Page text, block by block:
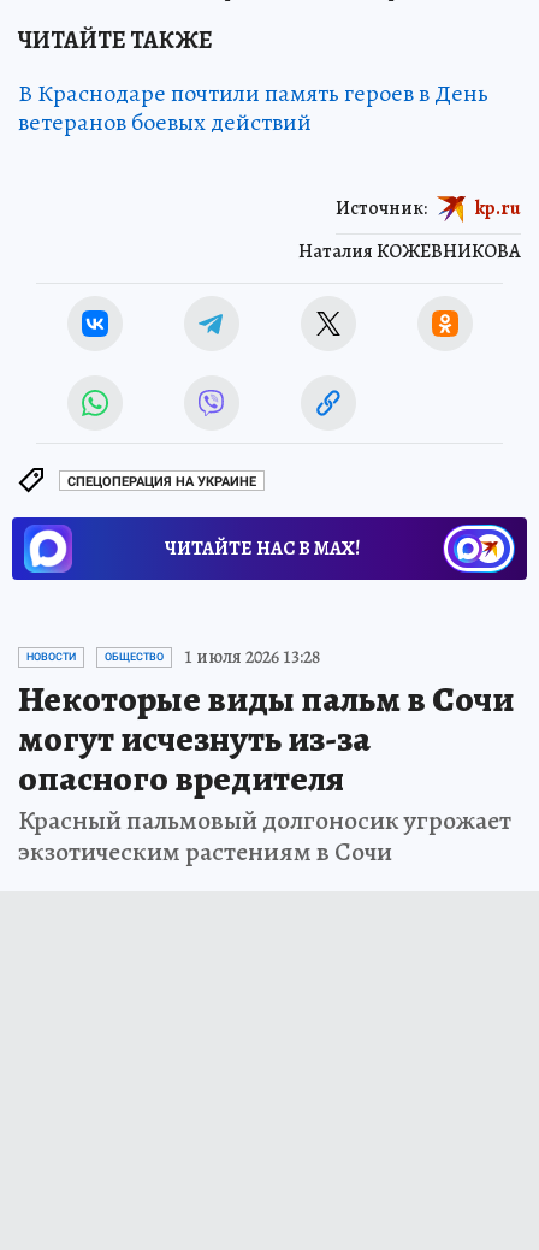
ЧИТАЙТЕ ТАКЖЕ
В Краснодаре почтили память героев в День
ветеранов боевых действий
Наталия КОЖЕВНИКОВА
Источник: kp.ru
СПЕЦОПЕРАЦИЯ НА УКРАИНЕ
ЧИТАЙТЕ НАС В МАХ!
НОВОСТИ ОБЩЕСТВО 1 июля 2026 13:28
Некоторые виды пальм в Сочи
могут исчезнуть из-за
опасного вредителя
Красный пальмовый долгоносик угрожает
экзотическим растениям в Сочи